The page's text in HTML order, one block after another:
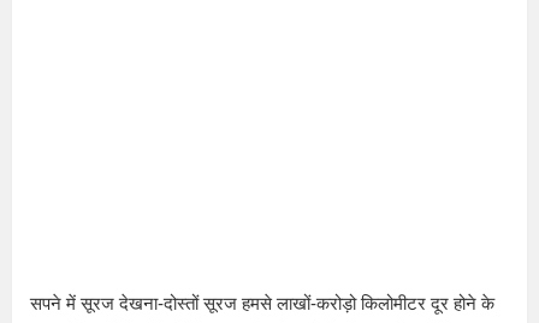
सपने में सूरज देखना-दोस्तों सूरज हमसे लाखों-करोड़ो किलोमीटर दूर होने के